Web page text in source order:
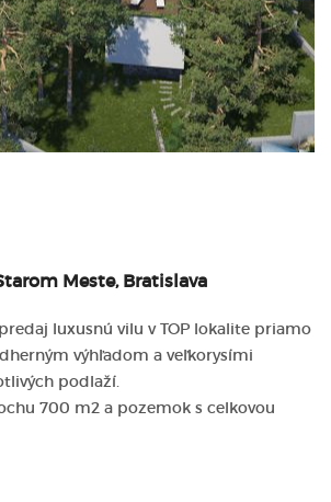
Meste, Bratislava
luxusnú vilu v TOP lokalite priamo
výhľadom a veľkorysími
podlaží.
700 m2 a pozemok s celkovou